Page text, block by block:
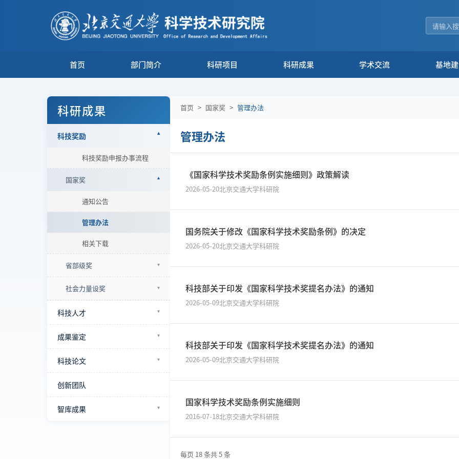
首页 部门简介 科研项目 科研成果 学术交流 基地
科研成果
科技奖励
科技奖励申报办事流程
国家奖
通知公告
管理办法
相关下载
省部级奖
社会力量设奖
科技人才
成果鉴定
科技论文
创新团队
智库成果
首页 > 国家奖 > 管理办法
管理办法
《国家科学技术奖励条例实施细则》政策解读
2026-05-20北京交通大学科研院
国务院关于修改《国家科学技术奖励条例》的决定
2026-05-20北京交通大学科研院
科技部关于印发《国家科学技术奖提名办法》的通知
2026-05-09北京交通大学科研院
科技部关于印发《国家科学技术奖提名办法》的通知
2026-05-09北京交通大学科研院
国家科学技术奖励条例实施细则
2016-07-18北京交通大学科研院
每页 18 条共 5 条